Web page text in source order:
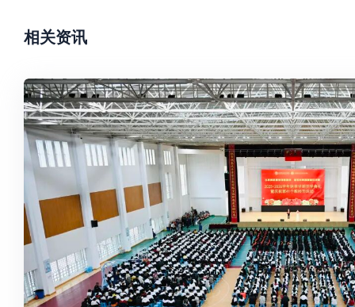
相关资讯